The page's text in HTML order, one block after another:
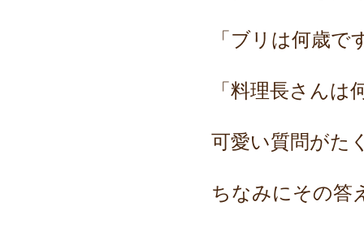
「ブリは何歳で
「料理長さん
可愛い質問がた
ちなみにその答